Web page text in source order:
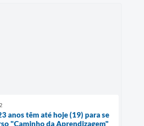
anos têm até hoje (19) para se
"Caminho da Aprendizagem"